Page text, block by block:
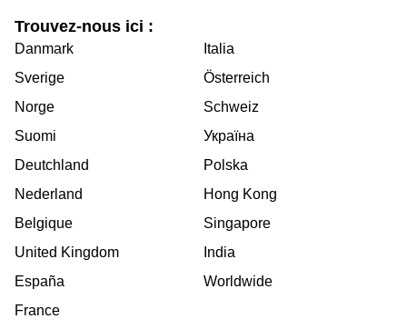
Trouvez-nous ici :
Danmark
Sverige
Norge
Suomi
Deutchland
Nederland
Belgique
United Kingdom
España
France
Italia
Österreich
Schweiz
Україна
Polska
Hong Kong
Singapore
India
Worldwide